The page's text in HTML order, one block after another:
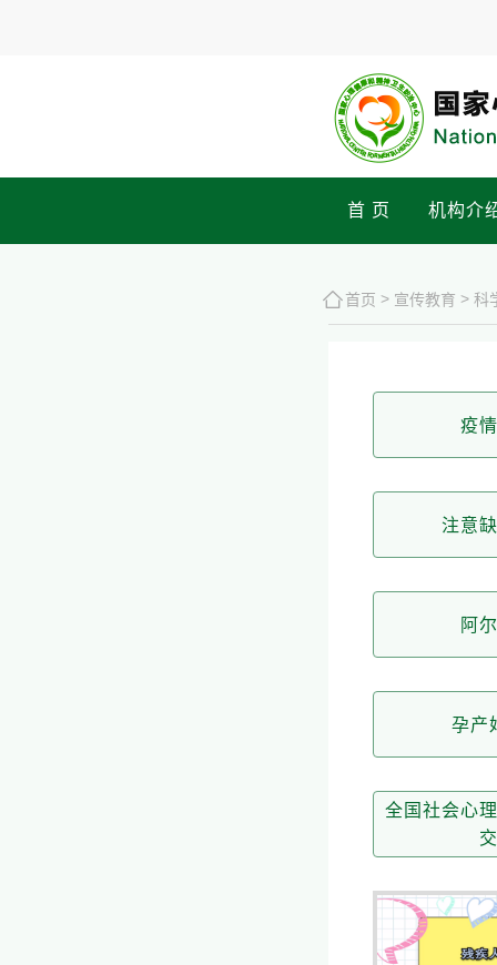
首 页 机构介
首页 > 宣传教育 > 科
疫
注意
阿
孕产
全国社会心